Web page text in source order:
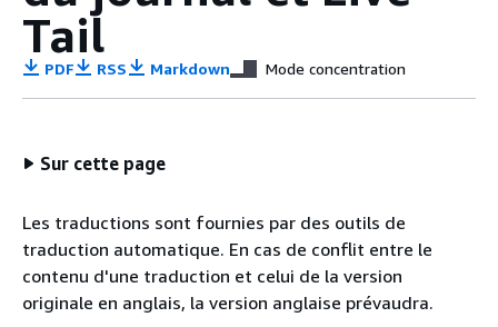
Tail
PDF RSS Markdown Mode concentration
Sur cette page
Les traductions sont fournies par des outils de
traduction automatique. En cas de conflit entre le
contenu d'une traduction et celui de la version
originale en anglais, la version anglaise prévaudra.